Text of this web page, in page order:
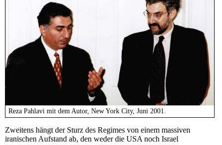
Reza Pahlavi mit dem Autor, New York City, Juni 2001.
Zweitens hängt der Sturz des Regimes von einem massiven
iranischen Aufstand ab, den weder die USA noch Israel